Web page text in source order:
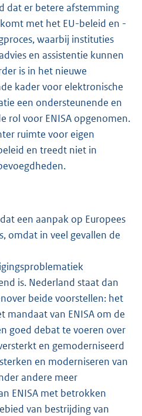
dat er betere afstemming
komt met het EU-beleid en -
waarbij instituties
en assistentie kunnen
is in het nieuwe
kader voor elektronische
een ondersteunende en
rol voor ENISA opgenomen.
ruimte voor eigen
en treedt niet in
een aanpak op Europees
omdat in veel gevallen de
is. Nederland staat dan
beide voorstellen: het
mandaat van ENISA om de
goed debat te voeren over
en gemoderniseerd
en moderniseren van
andere meer
ENISA met betrokken
van bestrijding van